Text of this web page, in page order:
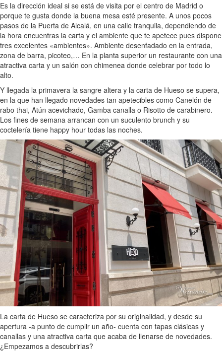
Es la dirección ideal si se está de visita por el centro de Madrid o
porque te gusta donde la buena mesa esté presente. A unos pocos
pasos de la Puerta de Alcalá, en una calle tranquila, dependiendo de
la hora encuentras la carta y el ambiente que te apetece pues dispone
tres excelentes «ambientes». Ambiente desenfadado en la entrada,
zona de barra, picoteo,… En la planta superior un restaurante con una
atractiva carta y un salón con chimenea donde celebrar por todo lo
alto.
Y llegada la primavera la sangre altera y la carta de Hueso se supera,
en la que han llegado novedades tan apetecibles como Canelón de
rabo thai, Atún acevichado, Gamba canalla o Risotto de carabinero.
Los fines de semana arrancan con un suculento brunch y su
coctelería tiene happy hour todas las noches.
La carta de Hueso se caracteriza por su originalidad, y desde su
apertura -a punto de cumplir un año- cuenta con tapas clásicas y
canallas y una atractiva carta que acaba de llenarse de novedades.
¿Empezamos a descubrirlas?